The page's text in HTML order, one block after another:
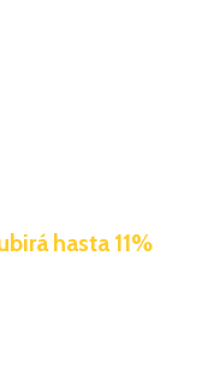
hasta 11%